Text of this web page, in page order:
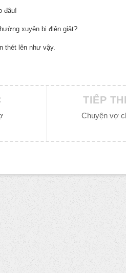
đâu!
xuyên bị điện giật?
thét lên như vậy.
TIẾP
Chuyện vợ